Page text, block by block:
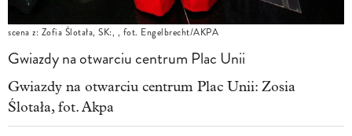
scena z: Zofia Ślotała, SK:, , fot. Engelbrecht/AKPA
Gwiazdy na otwarciu centrum Plac Unii
Gwiazdy na otwarciu centrum Plac Unii: Zosia
Ślotała, fot. Akpa